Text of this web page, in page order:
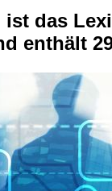
das
enthält